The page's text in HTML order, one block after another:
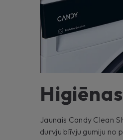
Jaunais Candy Clean
durvju blīvju gumiju no